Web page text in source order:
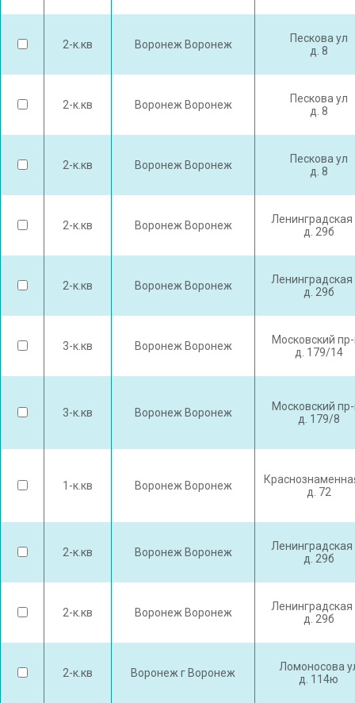
2-к.кв Воронеж Воронеж
Пескова ул
д. 8
2-к.кв Воронеж Воронеж
Пескова ул
д. 8
2-к.кв Воронеж Воронеж
Пескова ул
д. 8
2-к.кв Воронеж Воронеж
Ленинградская
д. 29б
2-к.кв Воронеж Воронеж
Ленинградская
д. 29б
3-к.кв Воронеж Воронеж
Московский
д. 179/14
3-к.кв Воронеж Воронеж
Московский
д. 179/8
1-к.кв Воронеж Воронеж
д. 72
2-к.кв Воронеж Воронеж
Ленинградская
д. 29б
2-к.кв Воронеж Воронеж
Ленинградская
д. 29б
2-к.кв Воронеж г Воронеж
Ломоносова
д. 114ю